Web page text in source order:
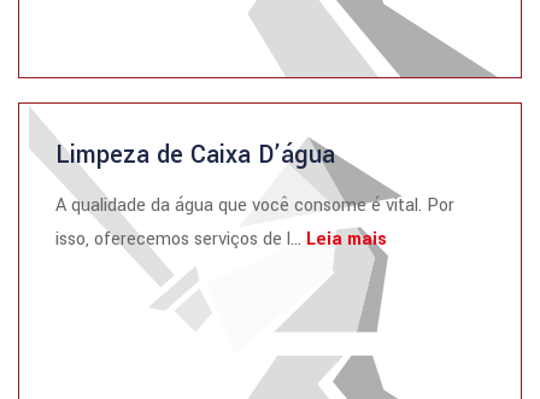
Limpeza de Caixa D’água
A qualidade da água que você consome é vital. Por
isso, oferecemos serviços de l... Leia mais